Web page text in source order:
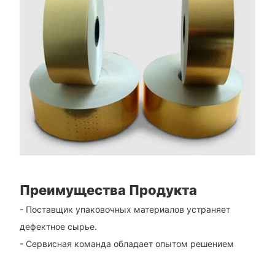
Преимущества Продукта
- Поставщик упаковочных материалов устраняет
дефектное сырье.
- Сервисная команда обладает опытом решением